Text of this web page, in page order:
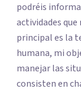
podréis
actividades que
principal es la
humana, mi
manejar las
consisten en